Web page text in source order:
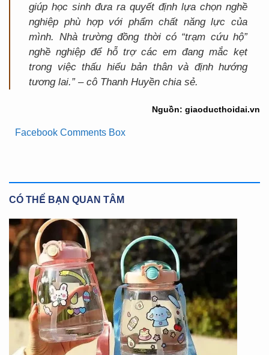
giúp học sinh đưa ra quyết định lựa chọn nghề
nghiệp phù hợp với phẩm chất năng lực của
mình. Nhà trường đồng thời có “trạm cứu hộ”
nghề nghiệp để hỗ trợ các em đang mắc kẹt
trong việc thấu hiểu bản thân và định hướng
tương lai.” – cô Thanh Huyền chia sẻ.
Nguồn: giaoducthoidai.vn
Facebook Comments Box
CÓ THỂ BẠN QUAN TÂM